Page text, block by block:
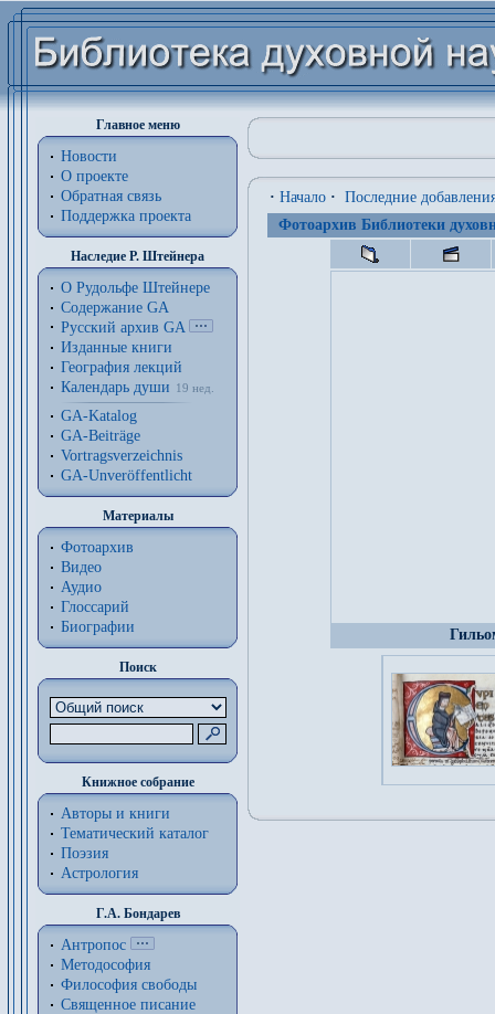
Главное меню
Новости
О проекте
Обратная связь
Поддержка проекта
Наследие Р. Штейнера
О Рудольфе Штейнере
Содержание GA
Русский архив GA
Изданные книги
География лекций
Календарь души
19 нед.
GA-Katalog
GA-Beiträge
Vortragsverzeichnis
GA-Unveröffentlicht
Материалы
Фотоархив
Видео
Аудио
Глоссарий
Биографии
Поиск
Книжное собрание
Авторы и книги
Тематический каталог
Поэзия
Астрология
Г.А. Бондарев
Антропос
Методософия
Философия cвободы
Священное писание
· Начало · Последние
Фотоархив Библиотеки